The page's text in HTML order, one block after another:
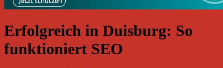
Erfolgreich in Duisburg: So
funktioniert SEO